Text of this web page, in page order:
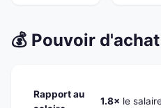
💰 Pouvoir
Rapport au
1.8× le